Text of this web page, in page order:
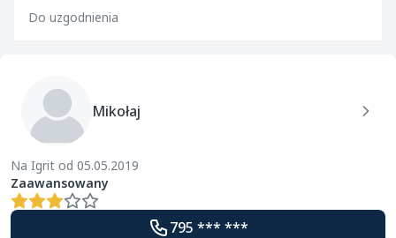
Do uzgodnienia
Mikołaj
Na Igrit od 05.05.2019
Zaawansowany
795 *** ***